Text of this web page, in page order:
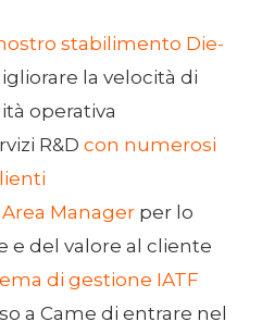
stabilimento Die-
la velocità di
operativa
R&D con numerosi
Manager per lo
e del valore al cliente
di gestione IATF
a Came di entrare nel